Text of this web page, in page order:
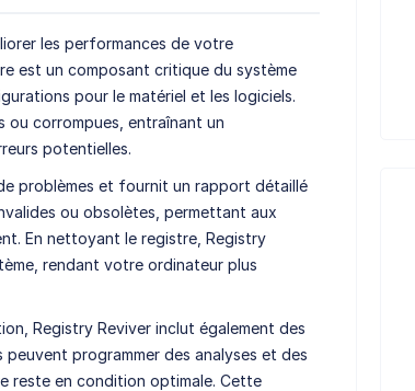
les performances de votre
est un composant critique du système
pour le matériel et les logiciels.
corrompues, entraînant un
potentielles.
problèmes et fournit un rapport détaillé
ou obsolètes, permettant aux
En nettoyant le registre, Registry
rendant votre ordinateur plus
Registry Reviver inclut également des
programmer des analyses et des
reste en condition optimale. Cette